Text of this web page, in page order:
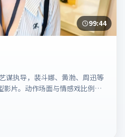
99:44
谋执导，裴斗娜、黄渤、周迅等
影片。动作场面与情感戏比例拿
可供检索参考，上映日期以片